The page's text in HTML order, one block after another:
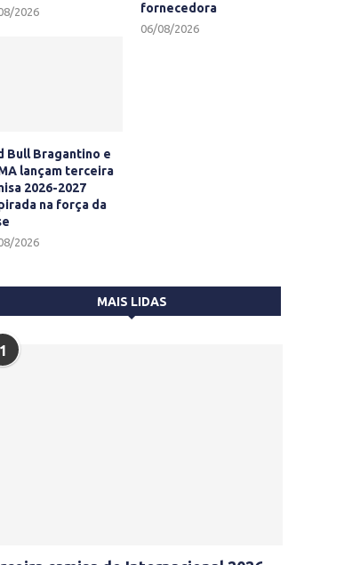
2026
fornecedora
06/08/2026
Bull Bragantino e
lançam terceira
2026-2027
na força da
2026
MAIS LIDAS
1